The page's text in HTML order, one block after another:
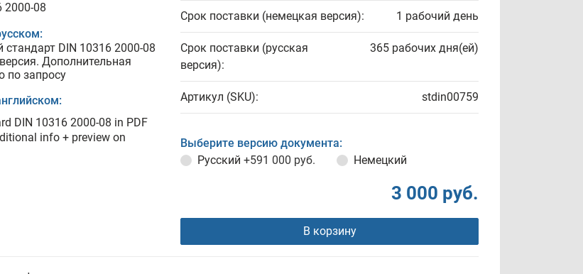
2000-08
DIN 10316 2000-08
Дополнительная
по запросу
DIN 10316 2000-08 in PDF
info + preview on
Срок поставки (немецкая версия): 1 рабочий день
Срок поставки (русская
версия):
365 рабочих дня(ей)
Артикул (SKU): stdin00759
Выберите версию документа:
Русский +591 000 руб. Немецкий
3 000 руб.
В корзину